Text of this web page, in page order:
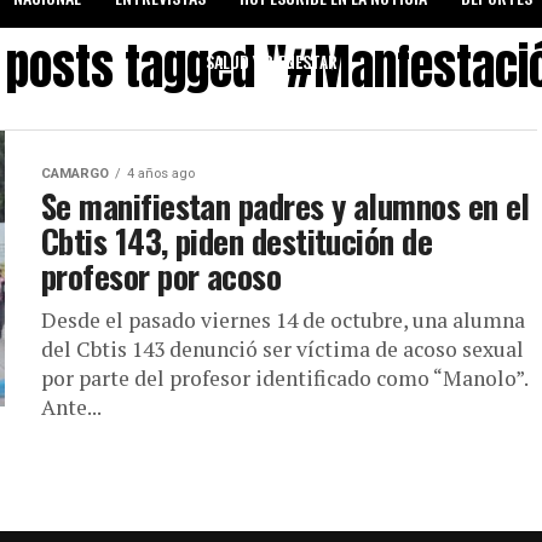
SALUD Y BIENESTAR
tagged
CAMARGO 4 años ago
Se manifiestan padres y alumnos en el
Cbtis 143, piden destitución de
profesor por acoso
Desde el pasado viernes 14 de octubre, una alumna
del Cbtis 143 denunció ser víctima de acoso sexual
por parte del profesor identificado como “Manolo”.
Ante...